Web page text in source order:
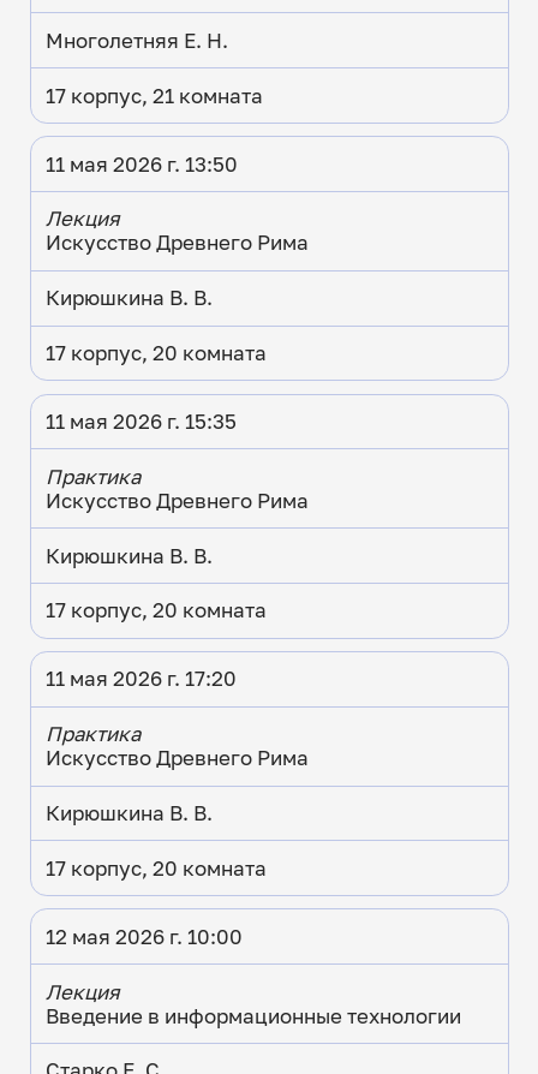
Многолетняя Е. Н.
17 корпус, 21 комната
11 мая 2026 г. 13:50
Лекция
Искусство Древнего Рима
Кирюшкина В. В.
17 корпус, 20 комната
11 мая 2026 г. 15:35
Практика
Искусство Древнего Рима
Кирюшкина В. В.
17 корпус, 20 комната
11 мая 2026 г. 17:20
Практика
Искусство Древнего Рима
Кирюшкина В. В.
17 корпус, 20 комната
12 мая 2026 г. 10:00
Лекция
Введение в информационные технологии